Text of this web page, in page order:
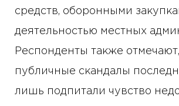
средств, оборонными
деятельностью местных
Респонденты также
публичные скандалы
лишь подпитали чувство